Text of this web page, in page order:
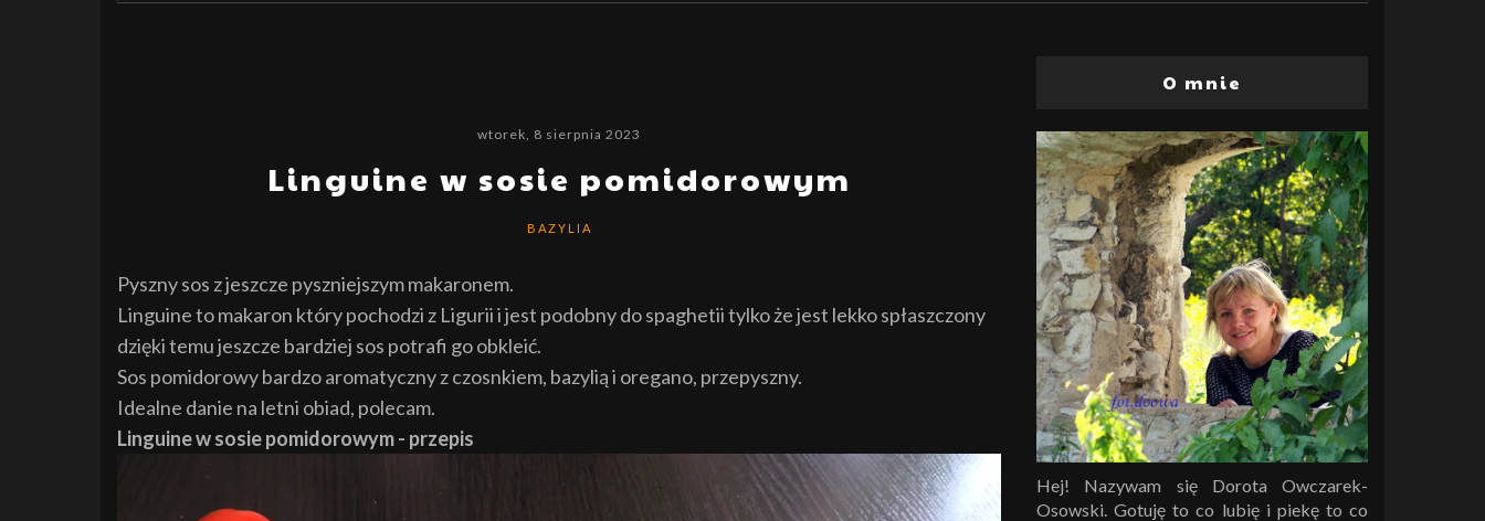
wtorek, 8 sierpnia 2023
Linguine w sosie pomidorowym
BAZYLIA
Pyszny sos z jeszcze pyszniejszym makaronem.
Linguine to makaron który pochodzi z Ligurii i jest podobny do spaghetii tylko że jest lekko spłaszczony
dzięki temu jeszcze bardziej sos potrafi go obkleić.
Sos pomidorowy bardzo aromatyczny z czosnkiem, bazylią i oregano, przepyszny.
Idealne danie na letni obiad, polecam.
Linguine w sosie pomidorowym - przepis
O mnie
Hej! Nazywam się Dorota Owczarek-
Osowski. Gotuję to co lubię i piekę to co